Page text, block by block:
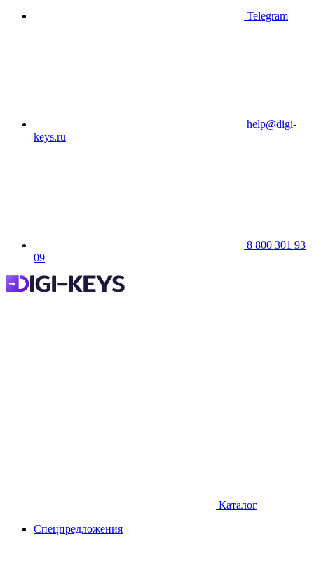
Telegram
help@digi-
keys.ru
8 800 301 93
09
Каталог
Спецпредложения